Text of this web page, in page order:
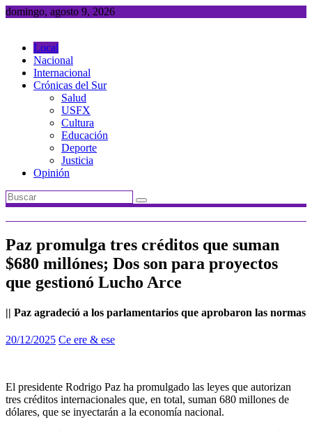
Saltar
domingo, agosto 9, 2026
Local
Nacional
Internacional
Crónicas del Sur
Salud
USFX
Cultura
Educación
Deporte
Justicia
Opinión
Paz promulga tres créditos que suman
$680 millónes; Dos son para proyectos
que gestionó Lucho Arce
|| Paz agradeció a los parlamentarios que aprobaron las normas
20/12/2025 Ce ere & ese
El presidente Rodrigo Paz ha promulgado las leyes que autorizan
tres créditos internacionales que, en total, suman 680 millones de
dólares, que se inyectarán a la economía nacional.